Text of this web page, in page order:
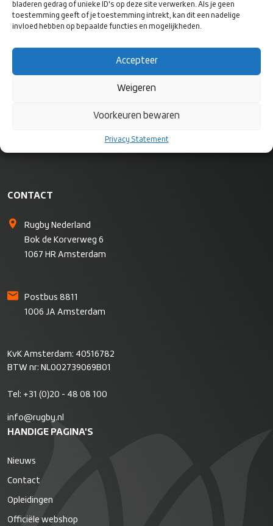
bladeren gedrag of unieke ID's op deze site verwerken. Als je geen
toestemming geeft of je toestemming intrekt, kan dit een nadelige
invloed hebben op bepaalde functies en mogelijkheden.
Accepteer
Weigeren
Voorkeuren bewaren
Privacy Statement
VOLG ONS
OP SOCIAL
CONTACT
Rugby Nederland
Bok de Korverweg 6
1067 HR Amsterdam
Postbus 8811
1006 JA Amsterdam
KvK Amsterdam: 40516782
BTW nr: NL002739069B01
Tel: +31 (0)20 - 48 08 100
info@rugby.nl
HANDIGE PAGINA'S
Nieuws
Contact
Opleidingen
Officiële webshop